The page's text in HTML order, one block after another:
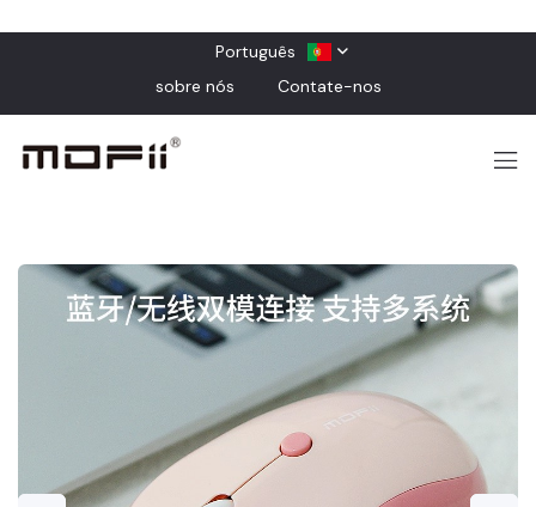
Português
sobre nós
Contate-nos